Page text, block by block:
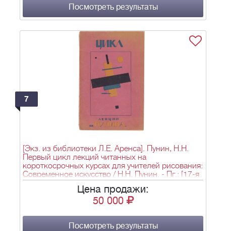
Посмотреть результаты
7
[Экз. из библиотеки Л.Е. Аренса]. Пунин, Н.Н.
Первый цикл лекций читанных на
короткосрочных курсах для учителей рисования:
Современное искусство / Н.Н. Пунин. - Пг.: [17-я
Гос. Тип.], 1920. - 84 с.; 21,5x14,5 см.
Цена продажи:
50 000
Посмотреть результаты